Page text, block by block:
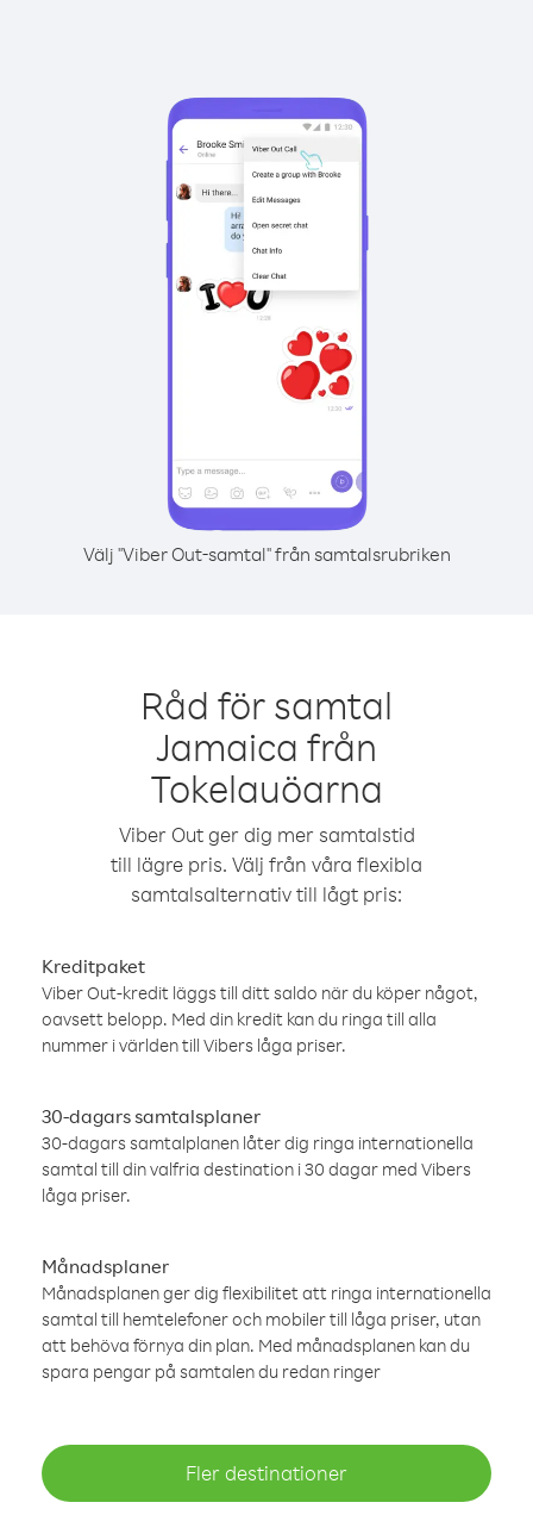
Välj "Viber Out-samtal" från samtalsrubriken
Råd för samtal
Jamaica från
Tokelauöarna
Viber Out ger dig mer samtalstid
till lägre pris. Välj från våra flexibla
samtalsalternativ till lågt pris:
Kreditpaket
Viber Out-kredit läggs till ditt saldo när du köper något,
oavsett belopp. Med din kredit kan du ringa till alla
nummer i världen till Vibers låga priser.
30-dagars samtalsplaner
30-dagars samtalplanen låter dig ringa internationella
samtal till din valfria destination i 30 dagar med Vibers
låga priser.
Månadsplaner
Månadsplanen ger dig flexibilitet att ringa internationella
samtal till hemtelefoner och mobiler till låga priser, utan
att behöva förnya din plan. Med månadsplanen kan du
spara pengar på samtalen du redan ringer
Fler destinationer